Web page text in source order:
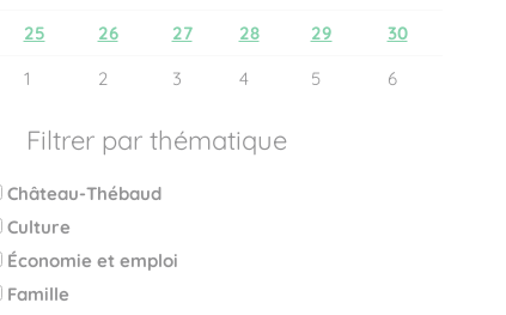
25 26 27 28 29
30
1 2 3 4 5 6
Filtrer par thématique
Château-Thébaud
Culture
Économie et emploi
Famille